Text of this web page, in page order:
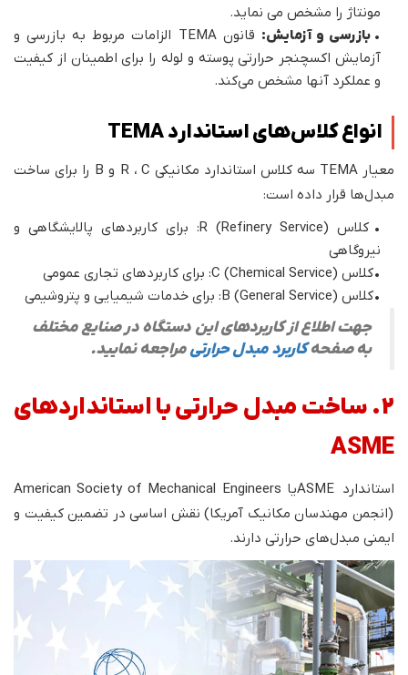
مونتاژ را مشخص می‌ نماید.
• بازرسی و آزمایش:
قانون TEMA الزامات مربوط به بازرسی و
آزمایش اکسچنجر حرارتی پوسته و لوله را برای اطمینان از کیفیت
و عملکرد آنها مشخص می‌کند.
انواع کلاس‌های استاندارد TEMA
معیار TEMA سه کلاس استاندارد مکانیکی R ، C و B را برای ساخت
مبدل‌ها قرار داده است:
• کلاس (Refinery Service) R: برای کاربردهای پالایشگاهی و
نیروگاهی
• کلاس C (Chemical Service): برای کاربردهای تجاری عمومی
• کلاس (General Service) B: برای خدمات شیمیایی و پتروشیمی
جهت اطلاع از کاربردهای این دستگاه در صنایع مختلف
به صفحهکاربرد مبدل حرارتیمراجعه نمایید.
2. ساخت مبدل حرارتی با استانداردهای
ASME
استاندارد ASMEیا American Society of Mechanical Engineers
(انجمن مهندسان مکانیک آمریکا) نقش اساسی در تضمین کیفیت و
ایمنی مبدل‌های حرارتی دارند.